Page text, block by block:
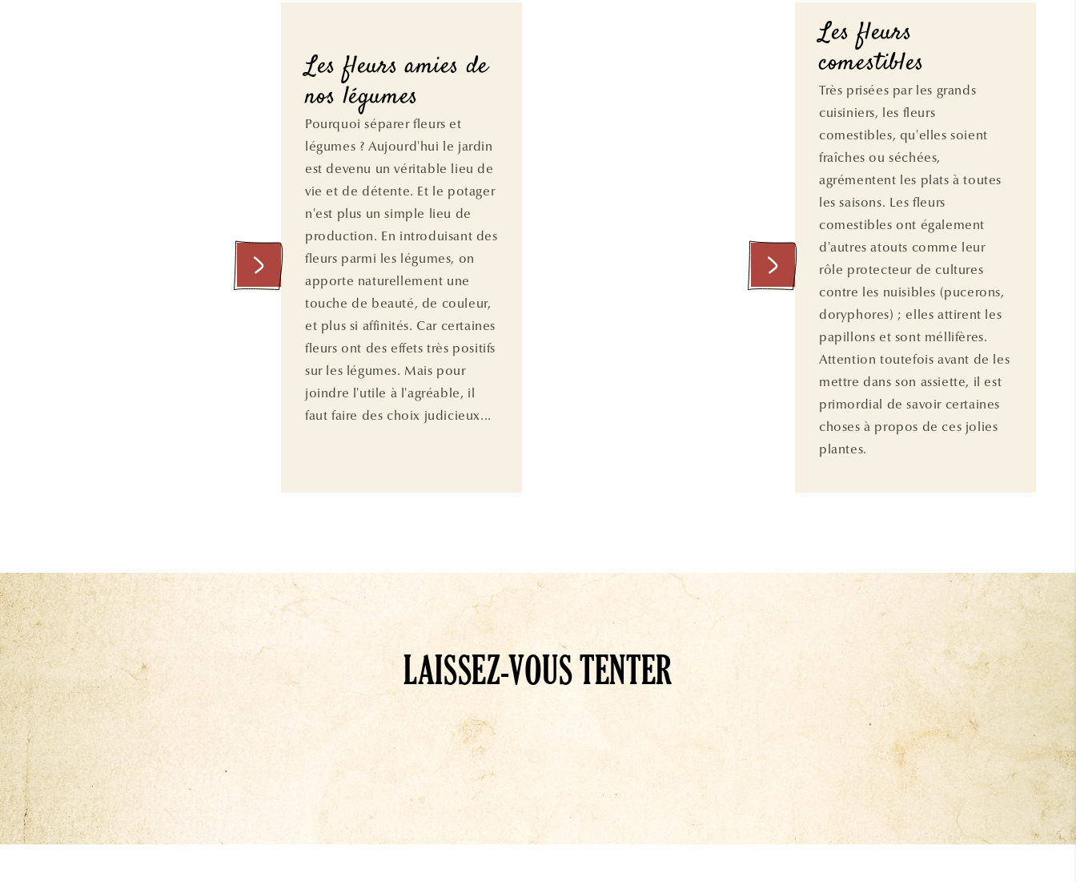
Les fleurs amies de
nos légumes
Pourquoi séparer fleurs et
légumes ? Aujourd'hui le jardin
est devenu un véritable lieu de
vie et de détente. Et le potager
n'est plus un simple lieu de
production. En introduisant des
fleurs parmi les légumes, on
apporte naturellement une
touche de beauté, de couleur,
et plus si affinités. Car certaines
fleurs ont des effets très positifs
sur les légumes. Mais pour
joindre l'utile à l'agréable, il
faut faire des choix judicieux...
Les fleurs
comestibles
Très prisées par les grands
cuisiniers, les fleurs
comestibles, qu'elles soient
fraîches ou séchées,
agrémentent les plats à toutes
les saisons. Les fleurs
comestibles ont également
d'autres atouts comme leur
rôle protecteur de cultures
contre les nuisibles (pucerons,
doryphores) ; elles attirent les
papillons et sont méllifères.
Attention toutefois avant de les
mettre dans son assiette, il est
primordial de savoir certaines
choses à propos de ces jolies
plantes.
LAISSEZ-VOUS TENTER